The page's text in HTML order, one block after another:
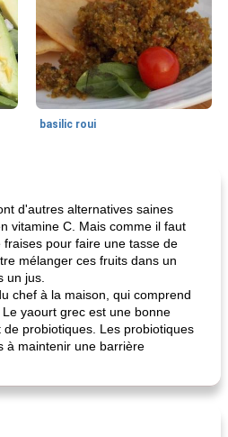
basilic roui
amandes au cheddar rôti
d'autres alternatives saines
vitamine C. Mais comme il faut
pour faire une tasse de
mélanger ces fruits dans un
un jus.
chef à la maison, qui comprend
yaourt grec est une bonne
probiotiques. Les probiotiques
à maintenir une barrière